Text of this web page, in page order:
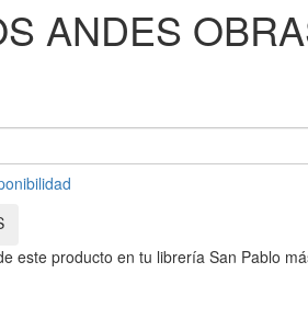
ANDES
este producto en tu librería San Pablo